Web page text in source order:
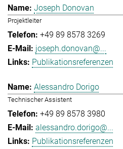
Joseph Donovan
Projektleiter
+49 89 8578 3269
joseph.donovan@...
Publikationsreferenzen
Alessandro Dorigo
Technischer Assistent
+49 89 8578 3980
alessandro.dorigo@...
Publikationsreferenzen